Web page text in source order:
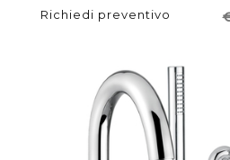
Richiedi preventivo